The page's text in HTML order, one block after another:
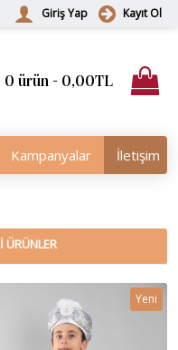
Giriş Yap Kayıt Ol
0 ürün - 0,00TL
Kampanyalar İletişim
ÜRÜNLER
Yeni